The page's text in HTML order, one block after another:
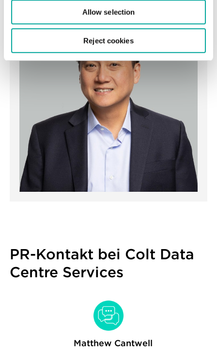
Allow selection
Reject cookies
Chief Sales Officer.
PR-Kontakt bei Colt Data
Centre Services
Matthew Cantwell